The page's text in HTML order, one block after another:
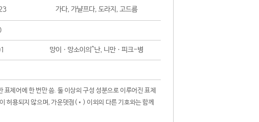
가다, 가냘프다, 도라지, 고드름
망이ㆍ망소이의^난, 니만ㆍ피크-병
제어에 한 번만 씀. 둘 이상의 구성 성분으로 이루어진 표제
허용되지 않으며, 가운뎃점(•) 이외의 다른 기호와는 함께